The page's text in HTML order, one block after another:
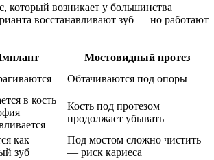
который возникает у большинства
восстанавливают зуб — но работают
Мостовидный протез
Обтачиваются под опоры
в кость
Кость под протезом
продолжает убывать
как
зуб
Под мостом сложно чистить
— риск кариеса